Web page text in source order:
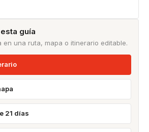
guía
en una ruta, mapa o itinerario editable.
21 días